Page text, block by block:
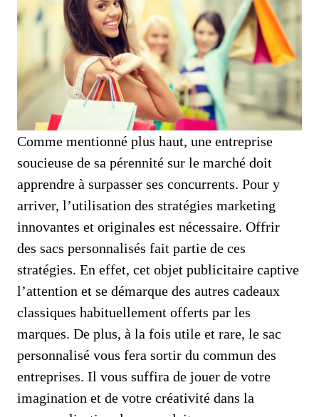
Comme mentionné plus haut, une entreprise
soucieuse de sa pérennité sur le marché doit
apprendre à surpasser ses concurrents. Pour y
arriver, l’utilisation des stratégies marketing
innovantes et originales est nécessaire. Offrir
des sacs personnalisés fait partie de ces
stratégies. En effet, cet objet publicitaire captive
l’attention et se démarque des autres cadeaux
classiques habituellement offerts par les
marques. De plus, à la fois utile et rare, le sac
personnalisé vous fera sortir du commun des
entreprises. Il vous suffira de jouer de votre
imagination et de votre créativité dans la